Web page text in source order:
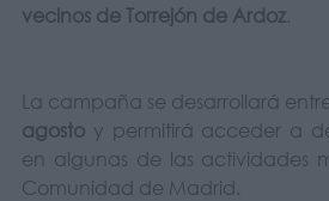
vecinos de Torrejón de Ardoz.
La campaña se desarrollará
agostoy permitirá acceder a
en algunas de las actividades
Comunidad de Madrid.